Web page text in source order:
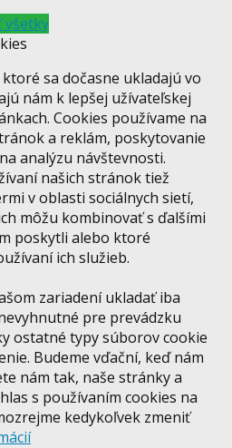
všetky
sa dočasne ukladajú vo
nám k lepšej užívateľskej
Cookies používame na
a reklám, poskytovanie
analýzu návštevnosti.
našich stránok tiež
v oblasti sociálnych sietí,
môžu kombinovať s ďalšími
poskytli alebo ktoré
ich služieb.
zariadení ukladať iba
pre prevádzku
ostatné typy súborov cookie
Budeme vďační, keď nám
nám tak, naše stránky a
s používaním cookies na
kedykoľvek zmeniť